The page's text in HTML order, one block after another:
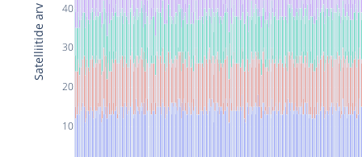
10
20
30
40
Satelliitide arv